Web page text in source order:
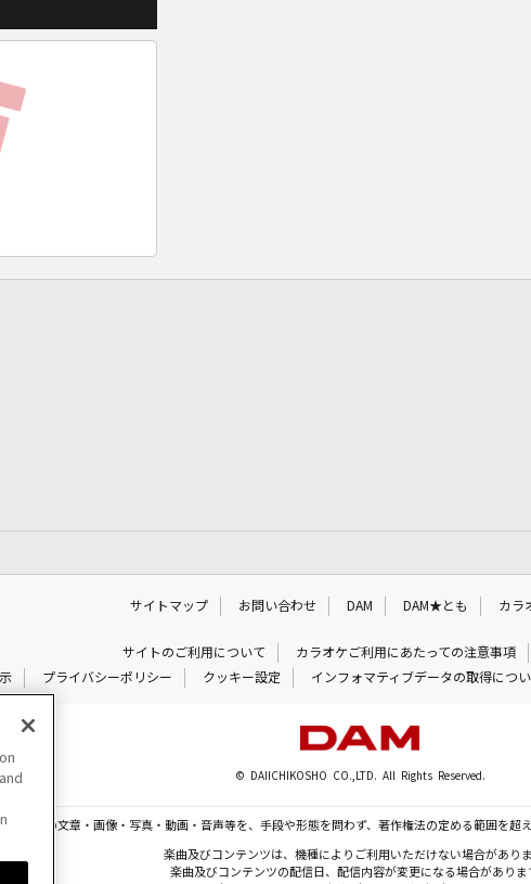
サイトマップ お問い合わせ DAM DAM★とも カラ
サイトのご利用について カラオケご利用にあたっての注意事項
プライバシーポリシー クッキー設定 インフォマティブデータの取得につ
© DAIICHIKOSHO CO.,LTD. All Rights Reserved.
る一切の文章・画像・写真・動画・音声等を、手段や形態を問わず、著作権法の定める範囲を超
楽曲及びコンテンツは、機種によりご利用いただけない場合がありま
楽曲及びコンテンツの配信日、配信内容が変更になる場合がありま